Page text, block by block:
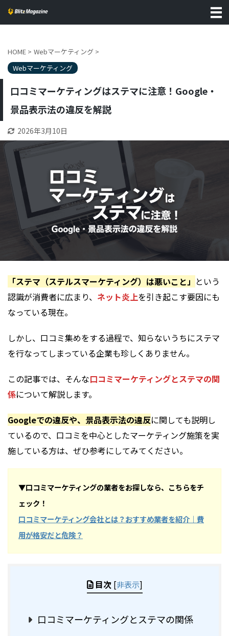
HOME > Webマーケティング >
Webマーケティング
口コミマーケティングはステマに注意！Google・
景品表示法の違反を解説
2026年3月10日
「ステマ（ステルスマーケティング）は悪いこと」 という
認識が消費者に広まり、 ネット炎上を引き起こす要因にも
なっている現在。
しかし、口コミ集めをする過程で、知らないうちにステマ
を行なってしまっている企業も珍しくありません。
この記事では、そんな口コミマーケティングとステマの関
係について解説します。
Googleでの違反や、景品表示法の違反に関しても説明し
ているので、口コミを中心としたマーケティング施策を実
施している方は、ぜひ参考にしてみてください。
▼口コミマーケティングの業者をお探しなら、こちらをチ
ェック！
口コミマーケティング会社とは？おすすめ業者を紹介｜費
用が格安だと危険？
目次 [非表示]
口コミマーケティングとステマの関係